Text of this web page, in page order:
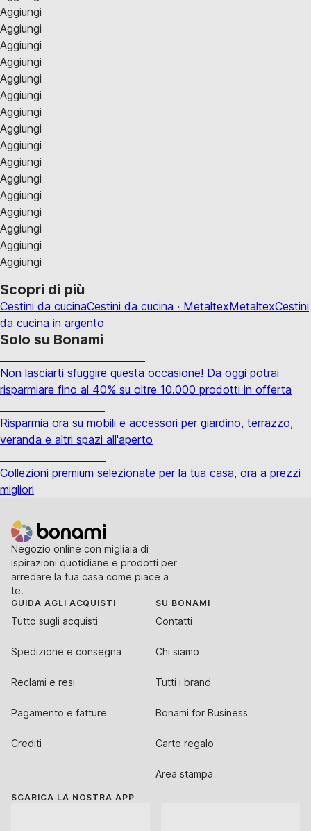
Aggiungi
Aggiungi
Aggiungi
Aggiungi
Aggiungi
Aggiungi
Aggiungi
Aggiungi
Aggiungi
Aggiungi
Aggiungi
Aggiungi
Aggiungi
Aggiungi
Aggiungi
Aggiungi
Scopri di più
Cestini da cucinaCestini da cucina · MetaltexMetaltexCestini
da cucina in argento
Solo su Bonami
Non lasciarti sfuggire questa occasione! Da oggi potrai
risparmiare fino al 40% su oltre 10.000 prodotti in offerta
Risparmia ora su mobili e accessori per giardino, terrazzo,
veranda e altri spazi all'aperto
Collezioni premium selezionate per la tua casa, ora a prezzi
migliori
Negozio online con migliaia di
ispirazioni quotidiane e prodotti per
arredare la tua casa come piace a
te.
GUIDA AGLI ACQUISTI
Tutto sugli acquisti
Spedizione e consegna
Reclami e resi
Pagamento e fatture
Crediti
SU BONAMI
Contatti
Chi siamo
Tutti i brand
Bonami for Business
Carte regalo
Area stampa
SCARICA LA NOSTRA APP